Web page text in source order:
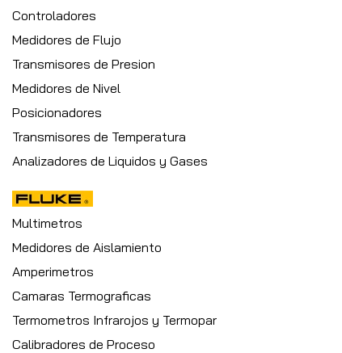
Controladores
Medidores de Flujo
Transmisores de Presion
Medidores de Nivel
Posicionadores
Transmisores de Temperatura
Analizadores de Liquidos y Gases
Multimetros
Medidores de Aislamiento
Amperimetros
Camaras Termograficas
Termometros Infrarojos y Termopar
Calibradores de Proceso